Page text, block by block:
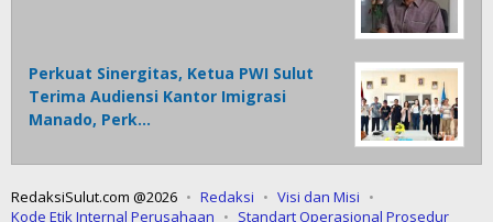
Perkuat Sinergitas, Ketua PWI Sulut
Terima Audiensi Kantor Imigrasi
Manado, Perk…
RedaksiSulut.com @2026 Redaksi
Visi dan Misi
Kode Etik Internal Perusahaan
Standart Operasional Prosedur